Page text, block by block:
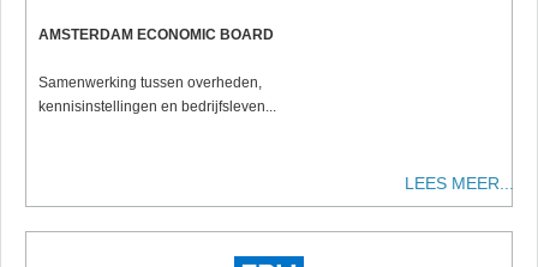
AMSTERDAM ECONOMIC BOARD
Samenwerking tussen overheden,
kennisinstellingen en bedrijfsleven...
LEES MEER...